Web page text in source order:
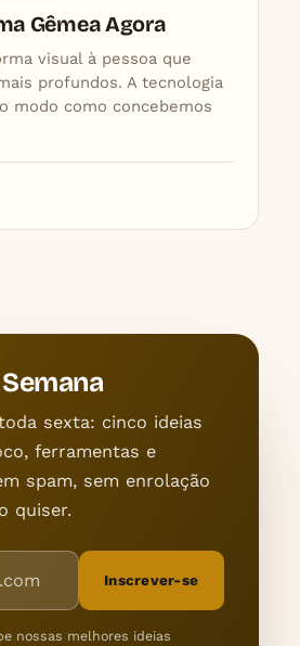
Gêmea Agora
visual à pessoa que
profundos. A tecnologia
modo como concebemos
sexta: cinco ideias
ferramentas e
spam, sem enrolação
quiser.
Inscrever-se
nossas melhores ideias